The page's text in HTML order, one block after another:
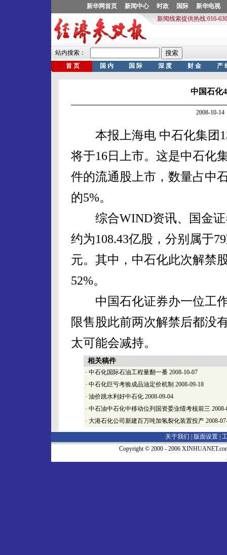
中国石化
2008-10-
本报上海电 中石化集团13
将于16日上市。这是中石化
件的流通股上市，数量占中
的5%。
综合WIND资讯、国金证
约为108.43亿股，分别属于
元。其中，中石化此次解禁
52%。
中国石化证券办一位工作
限售股此前两次解禁后都没
太可能会减持。
相关稿件
· 中石化国际石油工程量翻一番 2008-10-07
· 中石化巨亏考验成品油定价机制 2008-09-18
· 油价跳水利好中石化 2008-09-04
· 中石油中石化中移动位列国资委业绩考核前三
· 大港石化公司新建百万吨加氢裂化装置投产 2008-
关于我们 | 版面设置
Copyright © 2000 - 2006